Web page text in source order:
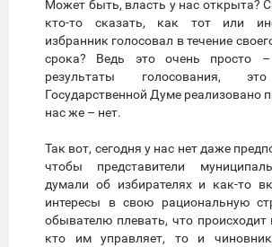
Может быть, власть у нас открыта?
кто-то сказать, как тот или
избранник голосовал в течение
срока? Ведь это очень просто –
результаты голосования,
Государственной Думе реализовано
нас же – нет.
Так вот, сегодня у нас нет даже
чтобы представители
думали об избирателях и как-то
интересы в свою рациональную
обывателю плевать, что происходит
кто им управляет, то и